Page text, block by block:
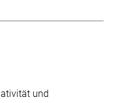
und